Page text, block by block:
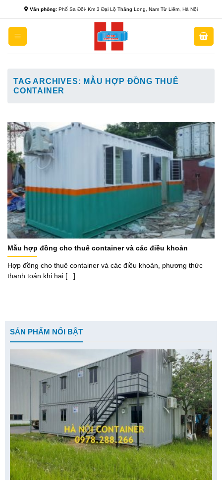
content
Văn phòng: Phố Sa Đôi- Km 3 Đại Lộ Thăng Long, Nam Từ Liêm, Hà Nội
TAG ARCHIVES: MẪU HỢP ĐỒNG THUÊ
CONTAINER
Mẫu hợp đồng cho thuê container và các điều khoản
Hợp đồng cho thuê container và các điều khoản, phương thức
thanh toán khi hai [...]
SẢN PHẨM NỔI BẬT